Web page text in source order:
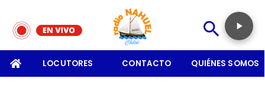
LOCUTORES CONTACTO QUIÉNES SOMOS